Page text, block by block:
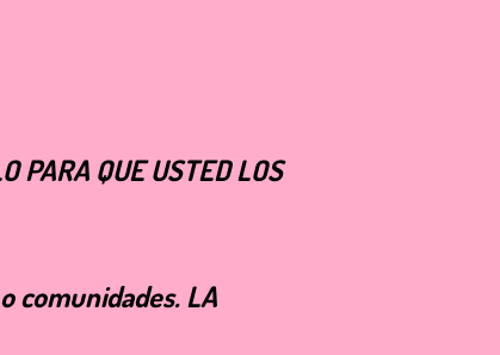
PARA QUE USTED LOS
comunidades. LA